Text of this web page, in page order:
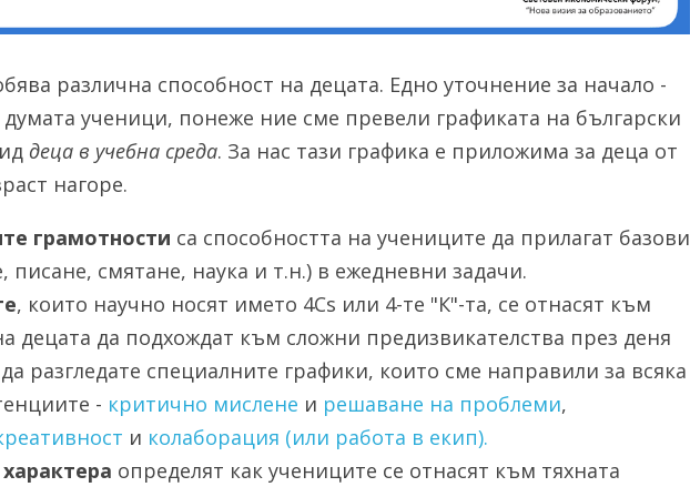
различна способност на децата. Едно уточнение за начало -
ученици, понеже ние сме превели графиката на български
деца в учебна среда. За нас тази графика е приложима за деца от
нагоре.
грамотности са способността на учениците да прилагат базови
писане, смятане, наука и т.н.) в ежедневни задачи.
, които научно носят името 4Cs или 4-те "К"-та, се отнасят към
децата да подхождат към сложни предизвикателства през деня
разгледате специалните графики, които сме направили за всяка
- критично мислене и решаване на проблеми
и колаборация (или работа в екип).
определят как учениците се отнасят към тяхната